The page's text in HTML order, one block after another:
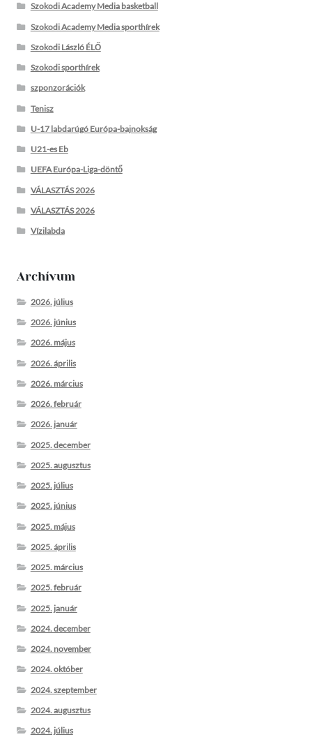
Szokodi Academy Media basketball
Szokodi Academy Media sporthírek
Szokodi László ÉLŐ
Szokodi sporthírek
szponzorációk
Tenisz
U-17 labdarúgó Európa-bajnokság
U21-es Eb
UEFA Európa-Liga-döntő
VÁLASZTÁS 2026
VÁLASZTÁS 2026
Vízilabda
Archívum
2026. július
2026. június
2026. május
2026. április
2026. március
2026. február
2026. január
2025. december
2025. augusztus
2025. július
2025. június
2025. május
2025. április
2025. március
2025. február
2025. január
2024. december
2024. november
2024. október
2024. szeptember
2024. augusztus
2024. július